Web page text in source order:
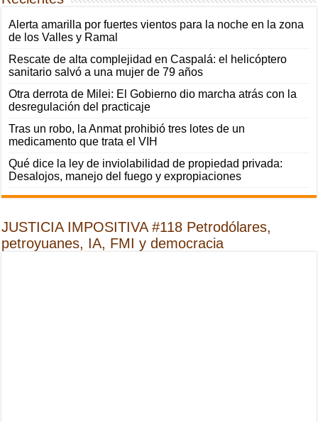
Alerta amarilla por fuertes vientos para la noche en la zona
de los Valles y Ramal
Rescate de alta complejidad en Caspalá: el helicóptero
sanitario salvó a una mujer de 79 años
Otra derrota de Milei: El Gobierno dio marcha atrás con la
desregulación del practicaje
Tras un robo, la Anmat prohibió tres lotes de un
medicamento que trata el VIH
Qué dice la ley de inviolabilidad de propiedad privada:
Desalojos, manejo del fuego y expropiaciones
JUSTICIA IMPOSITIVA #118 Petrodólares,
petroyuanes, IA, FMI y democracia